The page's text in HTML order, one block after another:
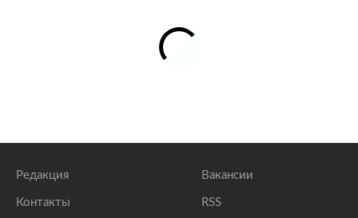
Редакция
Контакты
Вакансии
RSS